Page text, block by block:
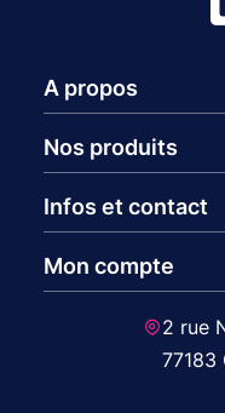
A propos
Nos produits
Infos et contact
Mon compte
2 rue
77183